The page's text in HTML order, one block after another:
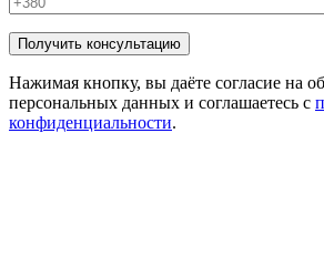
Нажимая кнопку, вы даёте согласие на
персональных данных и соглашаетесь с
конфиденциальности.